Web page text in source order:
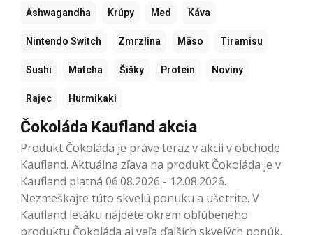
Ashwagandha Krúpy Med Káva
Nintendo Switch Zmrzlina Mäso Tiramisu
Sushi Matcha Šišky Protein Noviny
Rajec Hurmikaki
Čokoláda Kaufland akcia
Produkt Čokoláda je práve teraz v akcii v obchode
Kaufland. Aktuálna zľava na produkt Čokoláda je v
Kaufland platná 06.08.2026 - 12.08.2026.
Nezmeškajte túto skvelú ponuku a ušetrite. V
Kaufland letáku nájdete okrem obľúbeného
produktu Čokoláda aj veľa ďalších skvelých ponúk.